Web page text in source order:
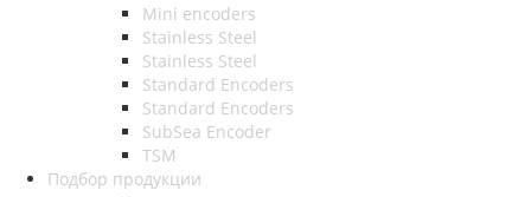
Mini encoders
Stainless Steel
Stainless Steel
Standard Encoders
Standard Encoders
SubSea Encoder
TSM
Подбор продукции